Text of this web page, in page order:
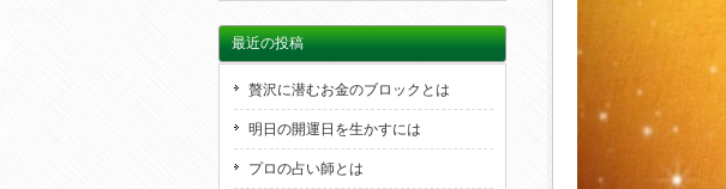
最近の投稿
贅沢に潜むお金のブロックとは
明日の開運日を生かすには
プロの占い師とは